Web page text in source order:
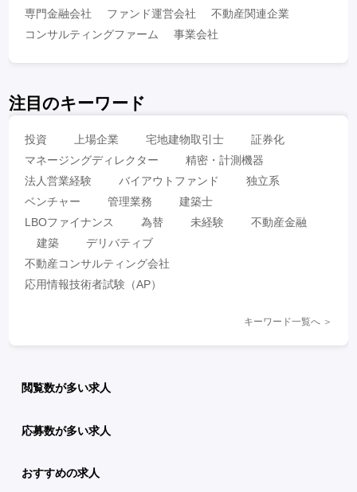
専門金融会社
ファンド運営会社
不動産関連企業
コンサルティングファーム
事業会社
注目のキーワード
投資 上場企業 宅地建物取引士
証券化
マネージングディレクター
精密・計測機器
法人営業経験
バイアウトファンド
独立系
ベンチャー
管理業務
建築士
LBOファイナンス
為替 未経験
不動産金融
建築
デリバティブ
不動産コンサルティング会社
応用情報技術者試験（AP）
キーワード一覧へ ＞
閲覧数が多い求人
応募数が多い求人
おすすめの求人